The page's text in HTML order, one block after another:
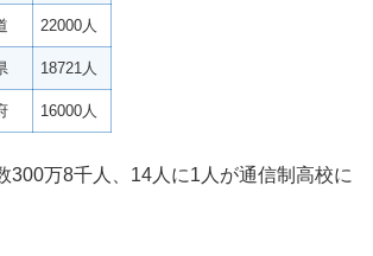
22000人
18721人
16000人
300万8千人、14人に1人が通信制高校に